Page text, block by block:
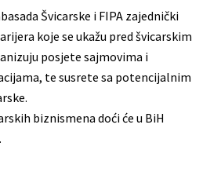
Švicarske i FIPA zajednički
koje se ukažu pred švicarskim
posjete sajmovima i
te susrete sa potencijalnim
biznismena doći će u BiH